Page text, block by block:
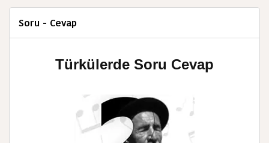
Soru - Cevap
Türkülerde Soru Cevap